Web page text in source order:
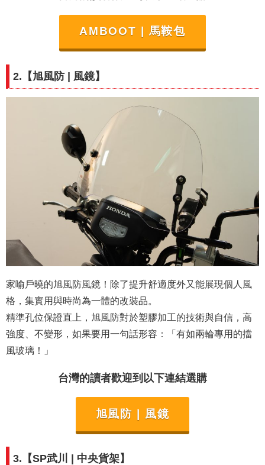
AMBOOT | 馬鞍包
2.【旭風防| 風鏡】
家喻戶曉的旭風防風鏡！除了提升舒適度外又能展現個人風
格，集實用與時尚為一體的改裝品。
精準孔位保證直上，旭風防對於塑膠加工的技術與自信，高
強度、不變形，如果要用一句話形容：「有如兩輪專用的擋
風玻璃！」
台灣的讀者歡迎到以下連結選購
旭風防 | 風鏡
3.【SP武川 中央貨架】